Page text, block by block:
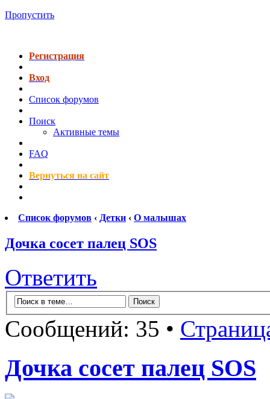
Пропустить
Регистрация
Вход
Список форумов
Поиск
Активные темы
FAQ
Вернуться на сайт
Список форумов ‹ Детки ‹ О малышах
Дочка сосет палец SOS
Ответить
Сообщений: 35 •
Дочка сосет палец SOS